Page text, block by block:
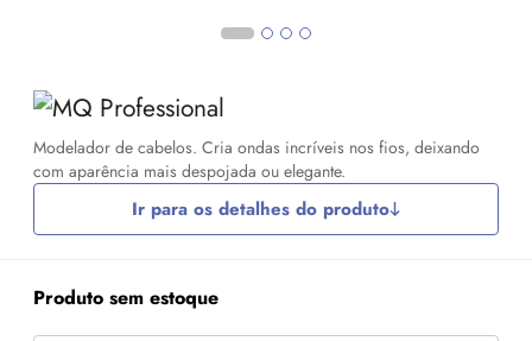
Modelador de cabelos. Cria ondas incríveis nos fios, deixando
com aparência mais despojada ou elegante.
Ir para os detalhes do produto
Produto sem estoque